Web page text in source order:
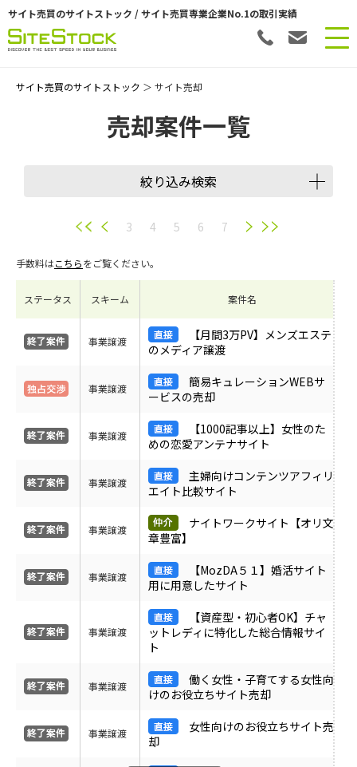
サイト売買のサイトストック / サイト売買専業企業No.1の取引実績
サイト売買のサイトストック ＞ サイト売却
売却案件一覧
絞り込み検索
譲渡スキーム
会員数
希望価格
フリーワード
地域
業界・業種
受付中のみ表示
3 4 5 6 7
手数料はこちらをご覧ください。
ステータス スキーム 案件名
事業譲渡
【月間3万PV】メンズエステ
のメディア譲渡
事業譲渡
簡易キュレーションWEBサ
ービスの売却
事業譲渡
【1000記事以上】女性のた
めの恋愛アンテナサイト
事業譲渡
主婦向けコンテンツアフィリ
エイト比較サイト
事業譲渡
ナイトワークサイト【オリ文
章豊富】
事業譲渡
【MozDA５１】婚活サイト
用に用意したサイト
事業譲渡
【資産型・初心者OK】チャ
ットレディに特化した総合情報サイ
ト
事業譲渡
働く女性・子育てする女性向
けのお役立ちサイト売却
事業譲渡
女性向けのお役立ちサイト売
却